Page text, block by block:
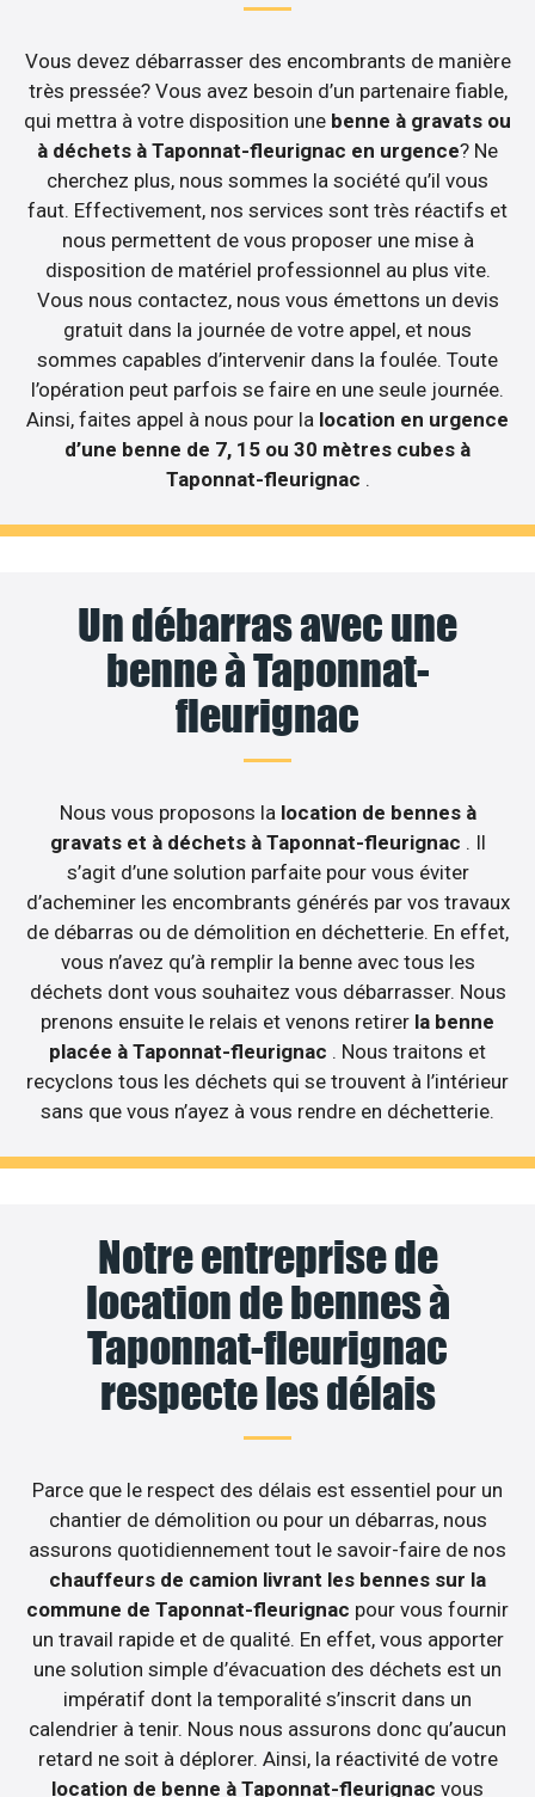
Vous devez débarrasser des encombrants de manière
très pressée? Vous avez besoin d’un partenaire fiable,
qui mettra à votre disposition une benne à gravats ou
à déchets à Taponnat-fleurignac en urgence? Ne
cherchez plus, nous sommes la société qu’il vous
faut. Effectivement, nos services sont très réactifs et
nous permettent de vous proposer une mise à
disposition de matériel professionnel au plus vite.
Vous nous contactez, nous vous émettons un devis
gratuit dans la journée de votre appel, et nous
sommes capables d’intervenir dans la foulée. Toute
l’opération peut parfois se faire en une seule journée.
Ainsi, faites appel à nous pour la location en urgence
d’une benne de 7, 15 ou 30 mètres cubes à
Taponnat-fleurignac .
Un débarras avec une
benne à Taponnat-
fleurignac
Nous vous proposons la location de bennes à
gravats et à déchets à Taponnat-fleurignac . Il
s’agit d’une solution parfaite pour vous éviter
d’acheminer les encombrants générés par vos travaux
de débarras ou de démolition en déchetterie. En effet,
vous n’avez qu’à remplir la benne avec tous les
déchets dont vous souhaitez vous débarrasser. Nous
prenons ensuite le relais et venons retirer la benne
placée à Taponnat-fleurignac . Nous traitons et
recyclons tous les déchets qui se trouvent à l’intérieur
sans que vous n’ayez à vous rendre en déchetterie.
Notre entreprise de
location de bennes à
Taponnat-fleurignac
respecte les délais
Parce que le respect des délais est essentiel pour un
chantier de démolition ou pour un débarras, nous
assurons quotidiennement tout le savoir-faire de nos
chauffeurs de camion livrant les bennes sur la
commune de Taponnat-fleurignac pour vous fournir
un travail rapide et de qualité. En effet, vous apporter
une solution simple d’évacuation des déchets est un
impératif dont la temporalité s’inscrit dans un
calendrier à tenir. Nous nous assurons donc qu’aucun
retard ne soit à déplorer. Ainsi, la réactivité de votre
location de benne à Taponnat-fleurignac vous